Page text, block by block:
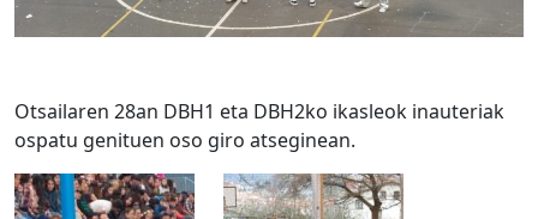
Otsailaren 28an DBH1 eta DBH2ko ikasleok inauteriak
ospatu genituen oso giro atseginean.